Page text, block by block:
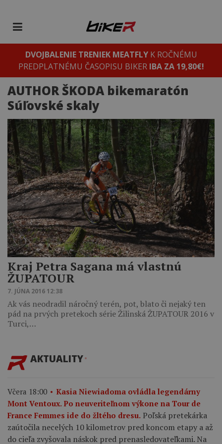
DVOJBALENIE TRENIEK MEATFLYK ROČNÉMU
PREDPLATNÉMU ČASOPISU BIKER IBA ZA 19,80€!
AUTHOR ŠKODA bikemaratón
Súľovské skaly
Kraj Petra Sagana má vlastnú
ŽUPATOUR
7. JÚNA 2016 12:38
Ak vás neodradil náročný terén, pot, blato či nejaký ten
pád na prvých pretekoch série Žilinská ŽUPATOUR 2016 v
Turci,…
AKTUALITY
Včera 18:00
Kasia Niewiadoma ovládla legendárny
Mont Ventoux. Po neuveriteľnom výkone na Tour de
France Femmes ide do žltého dresu. Poľská pretekárka
zaútočila necelých 10 kilometrov pred koncom etapy a až
do cieľa zvyšovala náskok pred prenasledovateľkami. Na